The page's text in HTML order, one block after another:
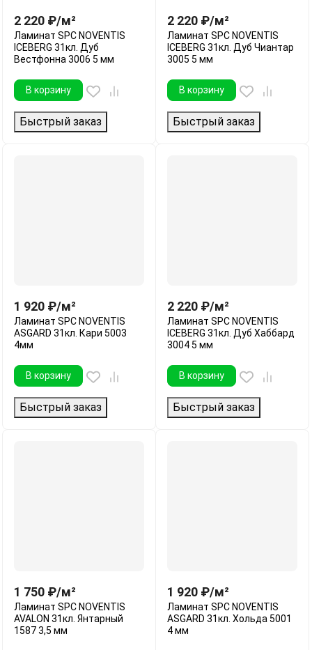
2 220 ₽/м²
Ламинат SPC NOVENTIS
ICEBERG 31кл. Дуб
Вестфонна 3006 5 мм
В корзину
Быстрый заказ
2 220 ₽/м²
Ламинат SPC NOVENTIS
ICEBERG 31кл. Дуб Чиантар
3005 5 мм
В корзину
Быстрый заказ
1 920 ₽/м²
Ламинат SPC NOVENTIS
ASGARD 31кл. Кари 5003
4мм
В корзину
Быстрый заказ
2 220 ₽/м²
Ламинат SPC NOVENTIS
ICEBERG 31кл. Дуб Хаббард
3004 5 мм
В корзину
Быстрый заказ
1 750 ₽/м²
Ламинат SPC NOVENTIS
AVALON 31кл. Янтарный
1587 3,5 мм
1 920 ₽/м²
Ламинат SPC NOVENTIS
ASGARD 31кл. Хольда 5001
4 мм